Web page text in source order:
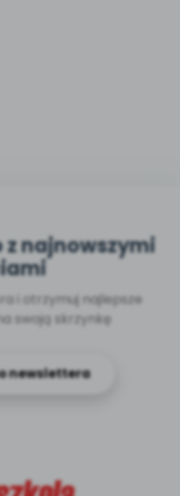
z najnowszymi
i otrzymuj najlepsze
swoją skrzynkę
newslettera